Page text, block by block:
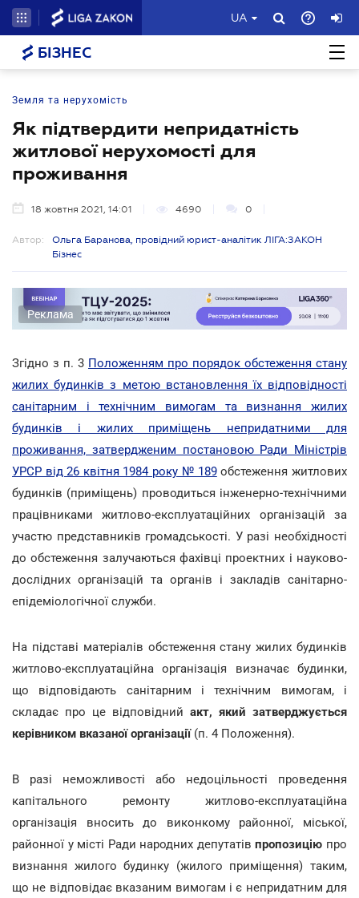
UA
БІЗНЕС
Земля та нерухомість
Як підтвердити непридатність
житлової нерухомості для
проживання
18 жовтня 2021, 14:01 4690 0
Автор:
Ольга Баранова, провідний юрист-аналітик ЛІГА:ЗАКОН
Бізнес
Реклама
Згідно з п. 3 Положенням про порядок обстеження стану
жилих будинків з метою встановлення їх відповідності
санітарним і технічним вимогам та визнання жилих
будинків і жилих приміщень непридатними для
проживання, затвердженим постановою Ради Міністрів
УРСР від 26 квітня 1984 року № 189обстеження житлових
будинків (приміщень) проводиться інженерно-технічними
працівниками житлово-експлуатаційних організацій за
участю представників громадськості. У разі необхідності
до обстеження залучаються фахівці проектних і науково-
дослідних організацій та органів і закладів санітарно-
епідеміологічної служби.
На підставі матеріалів обстеження стану жилих будинків
житлово-експлуатаційна організація визначає будинки,
що відповідають санітарним і технічним вимогам, і
складає про це відповідний акт, який затверджується
керівником вказаної організації(п. 4 Положення).
В разі неможливості або недоцільності проведення
капітального ремонту житлово-експлуатаційна
організація вносить до виконкому районної, міської,
районної у місті Ради народних депутатівпропозицію про
визнання жилого будинку (жилого приміщення) таким,
що не відповідає вказаним вимогам і є непридатним для